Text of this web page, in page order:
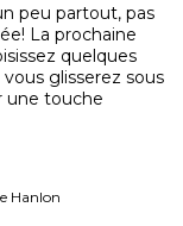
peu partout, pas
La prochaine
quelques
glisserez sous
une touche
Hanlon